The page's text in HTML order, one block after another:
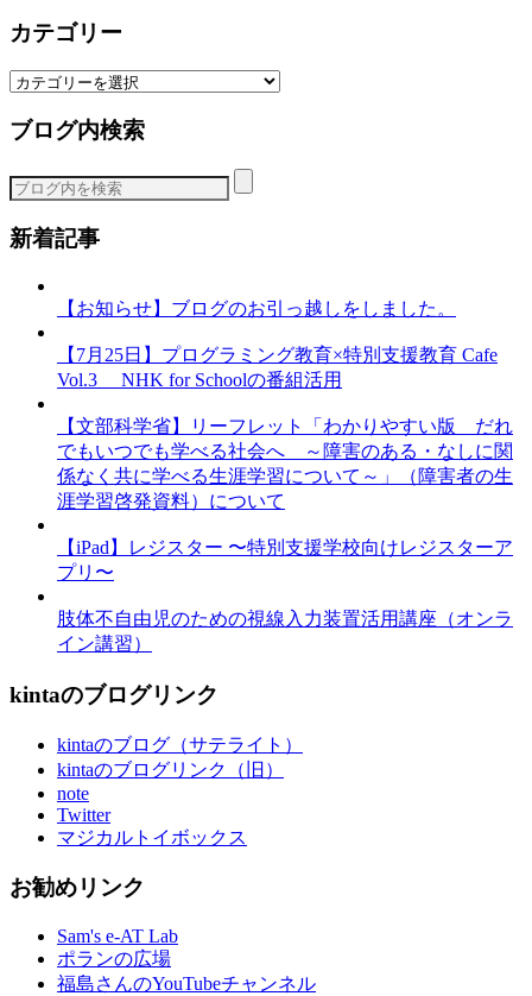
カテゴリー
カ
ゴ
ー
ブログ内検索
新着記事
【お知らせ】ブログのお引っ越しをしました。
【7月25日】プログラミング教育×特別支援教育 Cafe
Vol.3 NHK for Schoolの番組活用
【文部科学省】リーフレット「わかりやすい版 だれ
でもいつでも学べる社会へ ～障害のある・なしに関
係なく共に学べる生涯学習について～」（障害者の生
涯学習啓発資料）について
【iPad】レジスター 〜特別支援学校向けレジスターア
プリ〜
肢体不自由児のための視線入力装置活用講座（オンラ
イン講習）
kintaのブログリンク
kintaのブログ（サテライト）
kintaのブログリンク（旧）
note
Twitter
マジカルトイボックス
お勧めリンク
Sam's e-AT Lab
ポランの広場
福島さんのYouTubeチャンネル